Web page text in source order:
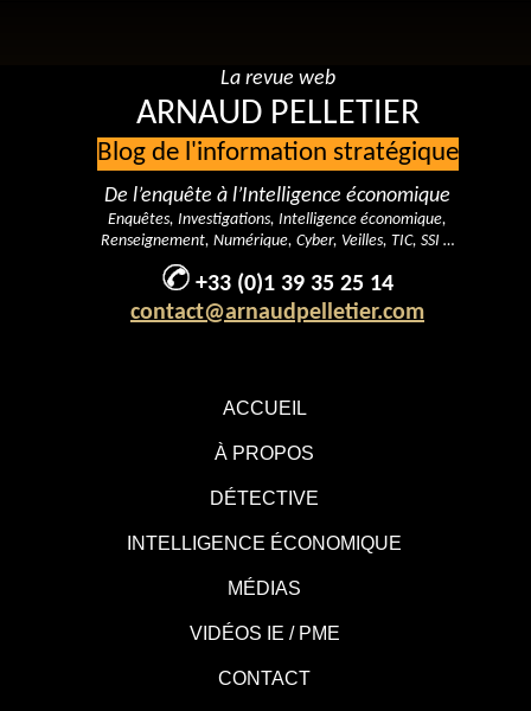
ACCUEIL
À PROPOS
DÉTECTIVE
INTELLIGENCE ÉCONOMIQUE
MÉDIAS
VIDÉOS IE / PME
CONTACT
La revue web
ARNAUD PELLETIER
Blog de l'information stratégique
De l’enquête à l’Intelligence économique
Enquêtes, Investigations, Intelligence économique,
Renseignement, Numérique, Cyber, Veilles, TIC, SSI …
+33 (0)1 39 35 25 14
contact@arnaudpelletier.com